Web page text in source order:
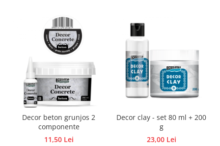
Pistoale de lipit
Traforaj, pirogravura
Ustensile
Polistiren
Ceramica
Accesorii floristica
Hartie creponata
Plante uscate
Decor beton grunjos 2
componente
11,50 Lei
Decor clay - set 80 ml + 200
g
23,00 Lei